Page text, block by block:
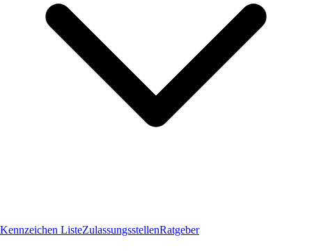
Kennzeichen ListeZulassungsstellenRatgeber